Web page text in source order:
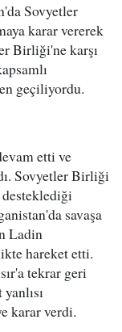
Sovyetler
karar vererek
Birliği'ne karşı
geçiliyordu.
etti ve
Sovyetler Birliği
savaşa
Ladin
hareket etti.
tekrar geri
karar verdi.